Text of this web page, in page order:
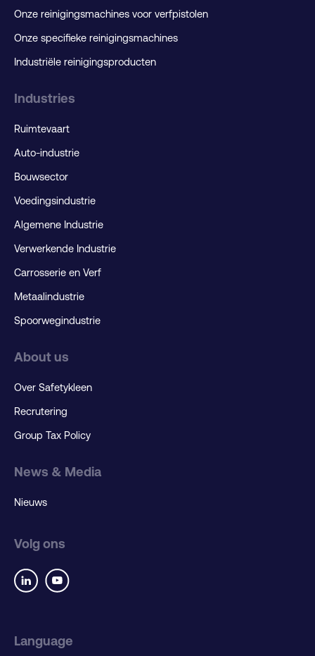
Onze reinigingsmachines voor verfpistolen
Onze specifieke reinigingsmachines
Industriële reinigingsproducten
Industries
Ruimtevaart
Auto-industrie
Bouwsector
Voedingsindustrie
Algemene Industrie
Verwerkende Industrie
Carrosserie en Verf
Metaalindustrie
Spoorwegindustrie
About us
Over Safetykleen
Recrutering
Group Tax Policy
News & Media
Nieuws
Volg ons
Language